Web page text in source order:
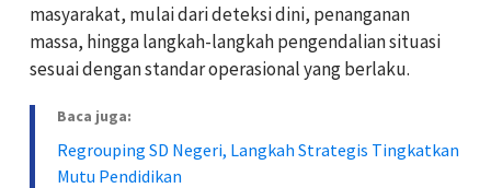
masyarakat, mulai dari deteksi dini, penanganan
massa, hingga langkah-langkah pengendalian situasi
sesuai dengan standar operasional yang berlaku.
Baca juga:
Regrouping SD Negeri, Langkah Strategis Tingkatkan
Mutu Pendidikan